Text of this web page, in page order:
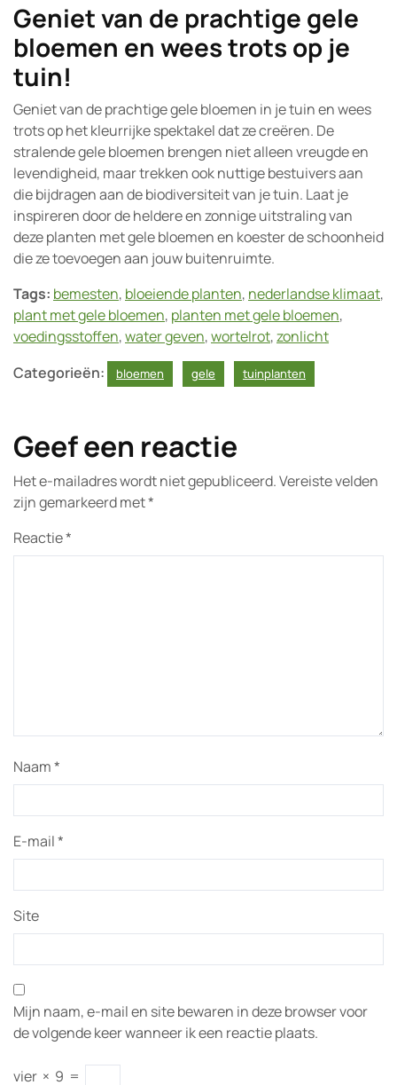
Geniet van de prachtige gele
bloemen en wees trots op je
tuin!
Geniet van de prachtige gele bloemen in je tuin en wees
trots op het kleurrijke spektakel dat ze creëren. De
stralende gele bloemen brengen niet alleen vreugde en
levendigheid, maar trekken ook nuttige bestuivers aan
die bijdragen aan de biodiversiteit van je tuin. Laat je
inspireren door de heldere en zonnige uitstraling van
deze planten met gele bloemen en koester de schoonheid
die ze toevoegen aan jouw buitenruimte.
Tags: bemesten, bloeiende planten, nederlandse klimaat,
plant met gele bloemen, planten met gele bloemen,
voedingsstoffen,water geven,wortelrot,zonlicht
Categorieën:
bloemen gele tuinplanten
Geef een reactie
Het e-mailadres wordt niet gepubliceerd.Vereiste velden
zijn gemarkeerd met*
Reactie*
Naam*
E-mail*
Site
Mijn naam, e-mail en site bewaren in deze browser voor
de volgende keer wanneer ik een reactie plaats.
vier × 9 =